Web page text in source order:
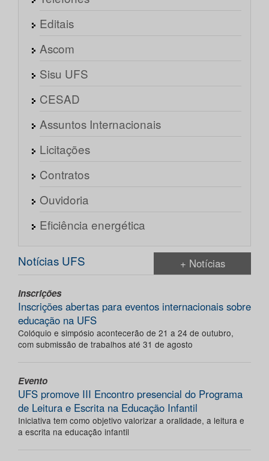
Editais
Ascom
Sisu UFS
CESAD
Assuntos Internacionais
Licitações
Contratos
Ouvidoria
Eficiência energética
Notícias UFS + Notícias
Inscrições
Inscrições abertas para eventos internacionais sobre
educação na UFS
Colóquio e simpósio acontecerão de 21 a 24 de outubro,
com submissão de trabalhos até 31 de agosto
Evento
UFS promove III Encontro presencial do Programa
de Leitura e Escrita na Educação Infantil
Iniciativa tem como objetivo valorizar a oralidade, a leitura e
a escrita na educação infantil